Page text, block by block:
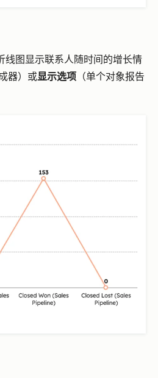
线图显示联系人随时间的增长情
器）或显示选项 （单个对象报告